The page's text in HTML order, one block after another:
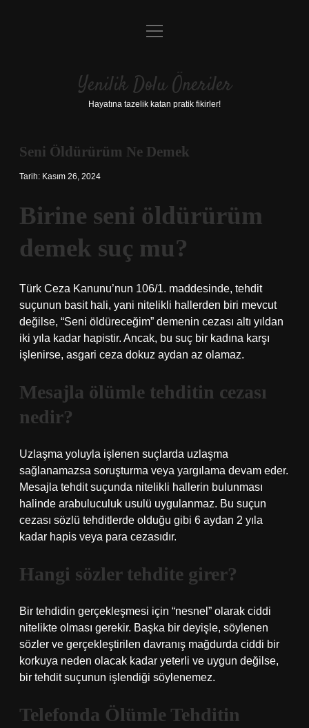
Anasayfa
Yasal Uyarı
menüyü
Yenilik Dolu Öneriler
Hayatına tazelik katan pratik fikirler!
Seni Öldürürüm Ne Demek
Tarih: Kasım 26, 2024
Birine seni öldürürüm
demek suç mu?
Türk Ceza Kanunu’nun 106/1. maddesinde, tehdit
suçunun basit hali, yani nitelikli hallerden biri mevcut
değilse, “Seni öldüreceğim” demenin cezası altı yıldan
iki yıla kadar hapistir. Ancak, bu suç bir kadına karşı
işlenirse, asgari ceza dokuz aydan az olamaz.
Mesajla ölümle tehditin cezası
nedir?
Uzlaşma yoluyla işlenen suçlarda uzlaşma
sağlanamazsa soruşturma veya yargılama devam eder.
Mesajla tehdit suçunda nitelikli hallerin bulunması
halinde arabuluculuk usulü uygulanmaz. Bu suçun
cezası sözlü tehditlerde olduğu gibi 6 aydan 2 yıla
kadar hapis veya para cezasıdır.
Hangi sözler tehdite girer?
Bir tehdidin gerçekleşmesi için “nesnel” olarak ciddi
nitelikte olması gerekir. Başka bir deyişle, söylenen
sözler ve gerçekleştirilen davranış mağdurda ciddi bir
korkuya neden olacak kadar yeterli ve uygun değilse,
bir tehdit suçunun işlendiği söylenemez.
Telefonda Ölümle Tehditin